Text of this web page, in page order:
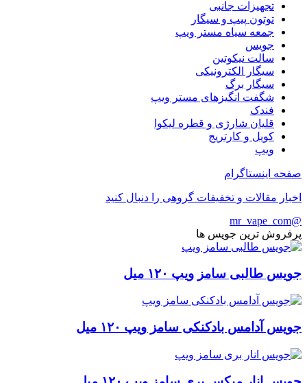
تجهیزات جانبی
توتون پیپ و سیگار
جمعه سیاه مستر ویپ
جویس
سالت نیکوتین
سیگار الکترونیکی
سیگار برگ
شگفت انگیزهای مستر ویپ
فندک
قلیان شارژی و قطره لیکوا
کویل و کارتریج
ویپ
صفحه اینستاگرام
اخبار مقالات و تخفیفات گروهی را دنبال کنید
@mr_vape_com
پرفروش ترین جویس ها
جویس طالبی سامز ویپ ۱۲۰ میل
جویس آدامس بادکنکی سامز ویپ ۱۲۰ میل